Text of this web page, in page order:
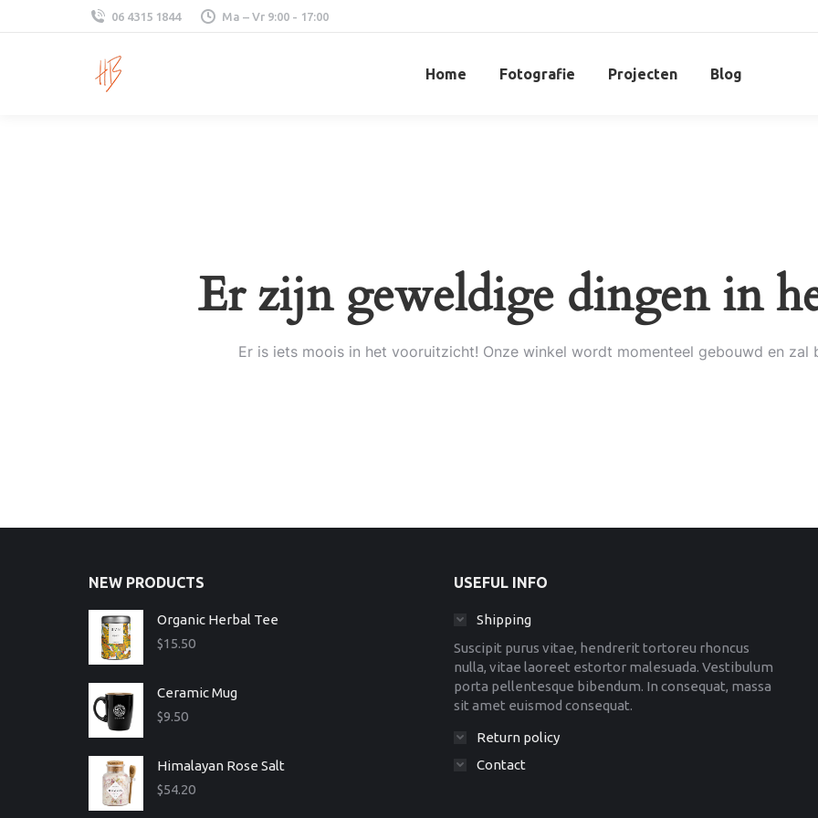
06 4315 1844 Ma – Vr 9:00 - 17:00
Home Fotografie Projecten Blog
Er zijn geweldige dingen in
Er is iets moois in het vooruitzicht! Onze winkel wordt momenteel gebouwd en zal
NEW PRODUCTS
Organic Herbal Tee
$15.50
Ceramic Mug
$9.50
Himalayan Rose Salt
$54.20
USEFUL INFO
Shipping
Suscipit purus vitae, hendrerit tortoreu rhoncus
nulla, vitae laoreet estortor malesuada. Vestibulum
porta pellentesque bibendum. In consequat, massa
sit amet euismod consequat.
Return policy
Contact